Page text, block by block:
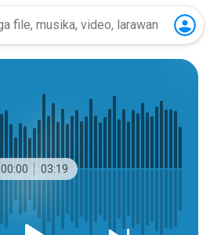
00:00 03:19